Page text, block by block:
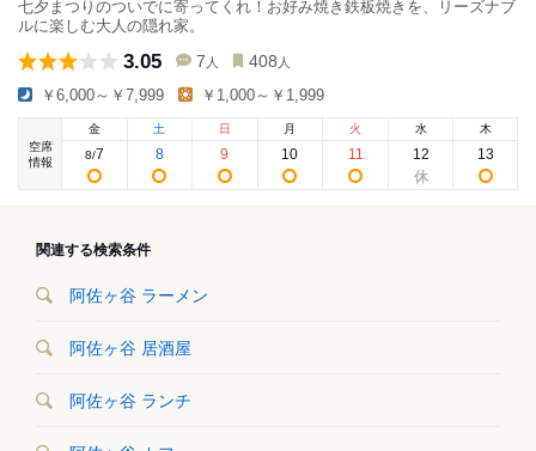
七夕まつりのついでに寄ってくれ！お好み焼き鉄板焼きを、リーズナブ
ルに楽しむ大人の隠れ家。
3.05 7 人 408 人
￥6,000～￥7,999 ￥1,000～￥1,999
空席
情報
金
8/7
土
8
日
9
月
10
火
11
水
12
木
13
関連する検索条件
阿佐ヶ谷 ラーメン
阿佐ヶ谷 居酒屋
阿佐ヶ谷 ランチ